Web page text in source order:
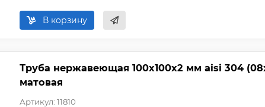
В корзину
Труба нержавеющая 100х100х2 мм aisi 304
матовая
Артикул: 11810